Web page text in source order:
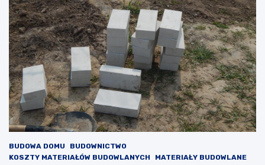
BUDOWA DOMU
BUDOWNICTWO
KOSZTY MATERIAŁÓW BUDOWLANYCH
MATERIAŁY BUDOWLANE